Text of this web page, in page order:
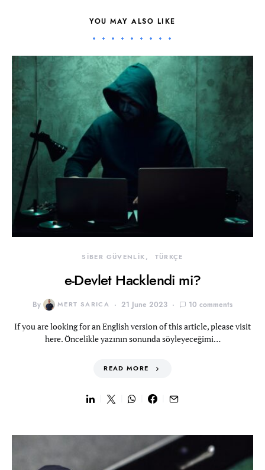
YOU MAY ALSO LIKE
SİBER GÜVENLİK TÜRKÇE
e-Devlet Hacklendi mi?
By MERT SARICA 21 June 2023 10 comments
If you are looking for an English version of this article, please visit
here. Öncelikle yazının sonunda söyleyeceğimi…
READ MORE